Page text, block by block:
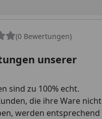
(0 Bewertungen)
unserer
sind zu 100% echt.
die ihre Ware nicht
werden entsprechend